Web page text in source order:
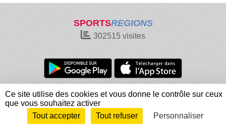
SPORTSREGIONS
302515 visites
Charte cookies
Gestion des cookies
Informations légales
Signaler un contenu inapproprié
Envie de participer ?
Connexion
Ce site utilise des cookies et vous donne le contrôle sur ceux
que vous souhaitez activer
Tout accepter
Tout refuser Personnaliser